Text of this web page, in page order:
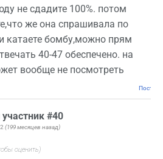
не сдадите 100%. потом
же она спрашивала по
катаете бомбу,можно прям
40-47 обеспечено. на
вообще не посмотреть
#40
(199 месяцев назад)
оценить)